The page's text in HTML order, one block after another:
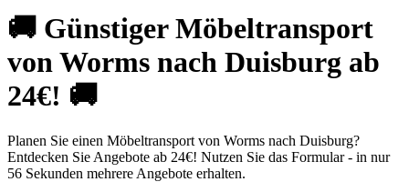
🚚 Günstiger Möbeltransport
von Worms nach Duisburg ab
24€! 🚚
Planen Sie einen Möbeltransport von Worms nach Duisburg?
Entdecken Sie Angebote ab 24€! Nutzen Sie das Formular - in nur
56 Sekunden mehrere Angebote erhalten.